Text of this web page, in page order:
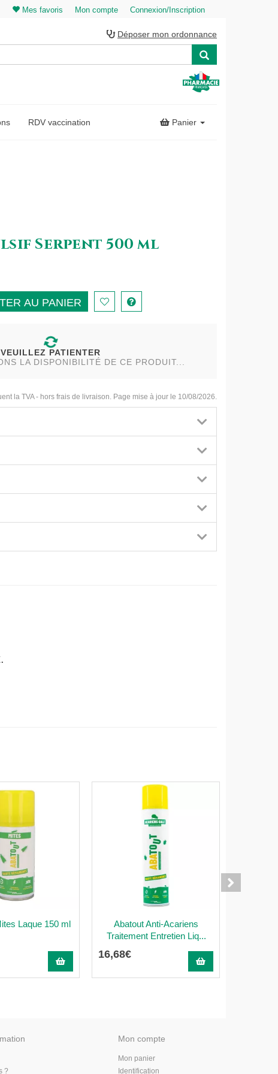
Mes favoris Mon compte Connexion/Inscription
Déposer mon ordonnance
RDV vaccination Panier
Serpent 500 ml
AU PANIER
VEUILLEZ PATIENTER
LA DISPONIBILITÉ DE CE PRODUIT...
la TVA - hors frais de livraison. Page mise à jour le 10/08/2026.
Laque 150 ml
Abatout Anti-Acariens
Traitement Entretien Liq...
16,68€
?
Mon compte
Mon panier
Identification